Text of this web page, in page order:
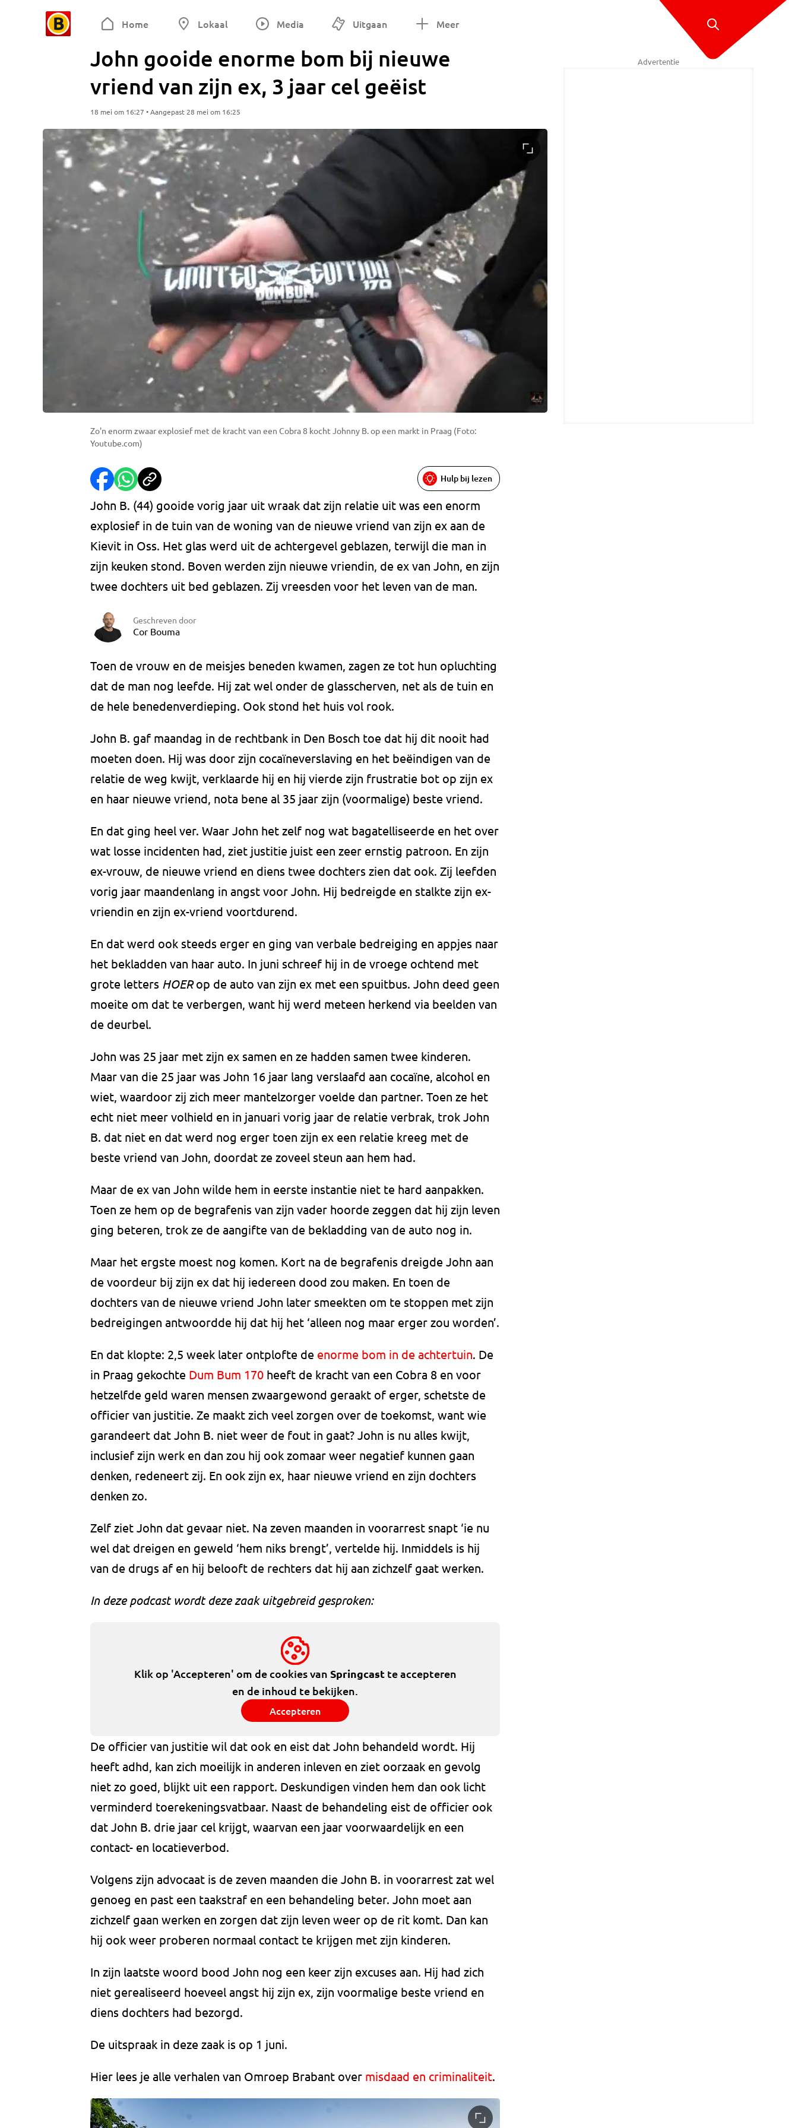
Home Lokaal Media Uitgaan Meer
John gooide enorme bom bij nieuwe
vriend van zijn ex, 3 jaar cel geëist
18 mei om 16:27 • Aangepast 28 mei om 16:25
Zo'n enorm zwaar explosief met de kracht van een Cobra 8 kocht Johnny B. op een markt in Praag (Foto:
Youtube.com)
Hulp bij lezen
John B. (44) gooide vorig jaar uit wraak dat zijn relatie uit was een enorm
explosief in de tuin van de woning van de nieuwe vriend van zijn ex aan de
Kievit in Oss. Het glas werd uit de achtergevel geblazen, terwijl die man in
zijn keuken stond. Boven werden zijn nieuwe vriendin, de ex van John, en zijn
twee dochters uit bed geblazen. Zij vreesden voor het leven van de man.
Geschreven door
Cor Bouma
Toen de vrouw en de meisjes beneden kwamen, zagen ze tot hun opluchting
dat de man nog leefde. Hij zat wel onder de glasscherven, net als de tuin en
de hele benedenverdieping. Ook stond het huis vol rook.
John B. gaf maandag in de rechtbank in Den Bosch toe dat hij dit nooit had
moeten doen. Hij was door zijn cocaïneverslaving en het beëindigen van de
relatie de weg kwijt, verklaarde hij en hij vierde zijn frustratie bot op zijn ex
en haar nieuwe vriend, nota bene al 35 jaar zijn (voormalige) beste vriend.
En dat ging heel ver. Waar John het zelf nog wat bagatelliseerde en het over
wat losse incidenten had, ziet justitie juist een zeer ernstig patroon. En zijn
ex-vrouw, de nieuwe vriend en diens twee dochters zien dat ook. Zij leefden
vorig jaar maandenlang in angst voor John. Hij bedreigde en stalkte zijn ex-
vriendin en zijn ex-vriend voortdurend.
En dat werd ook steeds erger en ging van verbale bedreiging en appjes naar
het bekladden van haar auto. In juni schreef hij in de vroege ochtend met
grote letters HOERop de auto van zijn ex met een spuitbus. John deed geen
moeite om dat te verbergen, want hij werd meteen herkend via beelden van
de deurbel.
John was 25 jaar met zijn ex samen en ze hadden samen twee kinderen.
Maar van die 25 jaar was John 16 jaar lang verslaafd aan cocaïne, alcohol en
wiet, waardoor zij zich meer mantelzorger voelde dan partner. Toen ze het
echt niet meer volhield en in januari vorig jaar de relatie verbrak, trok John
B. dat niet en dat werd nog erger toen zijn ex een relatie kreeg met de
beste vriend van John, doordat ze zoveel steun aan hem had.
Maar de ex van John wilde hem in eerste instantie niet te hard aanpakken.
Toen ze hem op de begrafenis van zijn vader hoorde zeggen dat hij zijn leven
ging beteren, trok ze de aangifte van de bekladding van de auto nog in.
Maar het ergste moest nog komen. Kort na de begrafenis dreigde John aan
de voordeur bij zijn ex dat hij iedereen dood zou maken. En toen de
dochters van de nieuwe vriend John later smeekten om te stoppen met zijn
bedreigingen antwoordde hij dat hij het ‘alleen nog maar erger zou worden’.
En dat klopte: 2,5 week later ontplofte de enorme bom in de achtertuin. De
in Praag gekochte Dum Bum 170 heeft de kracht van een Cobra 8 en voor
hetzelfde geld waren mensen zwaargewond geraakt of erger, schetste de
officier van justitie. Ze maakt zich veel zorgen over de toekomst, want wie
garandeert dat John B. niet weer de fout in gaat? John is nu alles kwijt,
inclusief zijn werk en dan zou hij ook zomaar weer negatief kunnen gaan
denken, redeneert zij. En ook zijn ex, haar nieuwe vriend en zijn dochters
denken zo.
Zelf ziet John dat gevaar niet. Na zeven maanden in voorarrest snapt ‘ie nu
wel dat dreigen en geweld ‘hem niks brengt’, vertelde hij. Inmiddels is hij
van de drugs af en hij belooft de rechters dat hij aan zichzelf gaat werken.
In deze podcast wordt deze zaak uitgebreid gesproken:
Klik op 'Accepteren' om de cookies van Springcastte accepteren
en de inhoud te bekijken.
Accepteren
De officier van justitie wil dat ook en eist dat John behandeld wordt. Hij
heeft adhd, kan zich moeilijk in anderen inleven en ziet oorzaak en gevolg
niet zo goed, blijkt uit een rapport. Deskundigen vinden hem dan ook licht
verminderd toerekeningsvatbaar. Naast de behandeling eist de officier ook
dat John B. drie jaar cel krijgt, waarvan een jaar voorwaardelijk en een
contact- en locatieverbod.
Volgens zijn advocaat is de zeven maanden die John B. in voorarrest zat wel
genoeg en past een taakstraf en een behandeling beter. John moet aan
zichzelf gaan werken en zorgen dat zijn leven weer op de rit komt. Dan kan
hij ook weer proberen normaal contact te krijgen met zijn kinderen.
In zijn laatste woord bood John nog een keer zijn excuses aan. Hij had zich
niet gerealiseerd hoeveel angst hij zijn ex, zijn voormalige beste vriend en
diens dochters had bezorgd.
De uitspraak in deze zaak is op 1 juni.
Hier lees je alle verhalen van Omroep Brabant over misdaad en criminaliteit.
Advertentie